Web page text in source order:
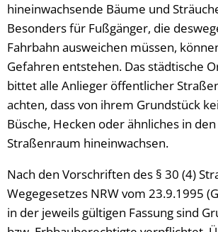
hineinwachsende Bäume und
Besonders für Fußgänger, die
Fahrbahn ausweichen müssen,
Gefahren entstehen. Das städtische
bittet alle Anlieger öffentlicher
achten, dass von ihrem Grundstück
Büsche, Hecken oder ähnliches in
Straßenraum hineinwachsen.
Nach den Vorschriften des § 30 (4)
Wegegesetzes NRW vom 23.9.1995
in der jeweils gültigen Fassung sind